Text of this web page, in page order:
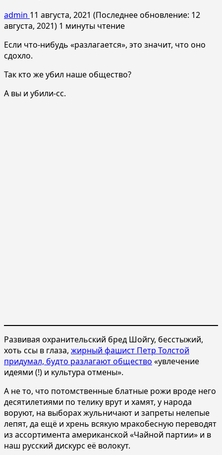
admin 11 августа, 2021 (Последнее обновление: 12
августа, 2021) 1 минуты чтение
Если что-нибудь «разлагается», это значит, что оно
сдохло.
Так кто же убил наше общество?
А вы и убили-сс.
Развивая охранительский бред Шойгу, бесстыжий,
хоть ссы в глаза, жирный фашист Петр Толстой
придумал, будто разлагают общество «увлечение
идеями (!) и культура отмены».
А не то, что потомственные блатные рожи вроде него
десятилетиями по телику врут и хамят, у народа
воруют, на выборах жульничают и запреты нелепые
лепят, да ещё и хрень всякую мракобесную переводят
из ассортимента американской «Чайной партии» и в
наш русский дискурс её волокут.